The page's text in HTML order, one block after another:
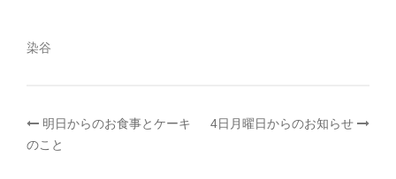
染谷
投明日からのお食事とケーキ
のこと
4日月曜日からのお知らせ